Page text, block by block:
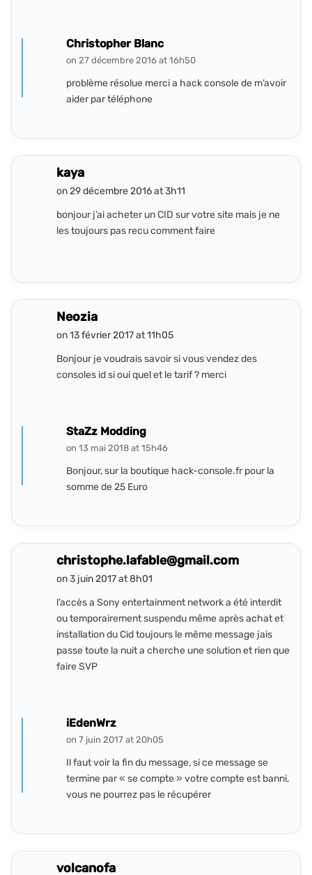
Christopher Blanc
on 27 décembre 2016 at 16h50
problème résolue merci a hack console de m’avoir
aider par téléphone
kaya
on 29 décembre 2016 at 3h11
bonjour j’ai acheter un CID sur votre site mais je ne
les toujours pas recu comment faire
Neozia
on 13 février 2017 at 11h05
Bonjour je voudrais savoir si vous vendez des
consoles id si oui quel et le tarif ? merci
StaZz Modding
on 13 mai 2018 at 15h46
Bonjour, sur la boutique hack-console.fr pour la
somme de 25 Euro
christophe.lafable@gmail.com
on 3 juin 2017 at 8h01
l’accès a Sony entertainment network a été interdit
ou temporairement suspendu même après achat et
installation du Cid toujours le même message jais
passe toute la nuit a cherche une solution et rien que
faire SVP
iEdenWrz
on 7 juin 2017 at 20h05
Il faut voir la fin du message, si ce message se
termine par « se compte » votre compte est banni,
vous ne pourrez pas le récupérer
volcanofa